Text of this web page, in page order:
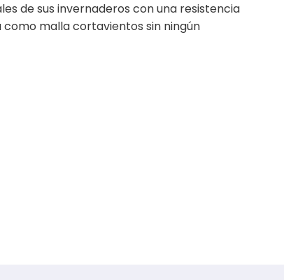
de sus invernaderos con una resistencia
malla cortavientos sin ningún